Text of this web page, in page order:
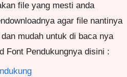
file yang mesti anda
agar file nantinya
mudah untuk di baca nya
Font Pendukungnya disini :